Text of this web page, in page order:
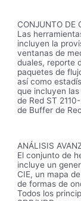
CONJUNTO DE
Las
incluyen la
ventanas de
duales, reporte
paquetes de
así como
que incluyen
de Red ST
de Buffer de
ANÁLISIS
El conjunto de
incluye un
CIE, un mapa
de formas de
Todos los